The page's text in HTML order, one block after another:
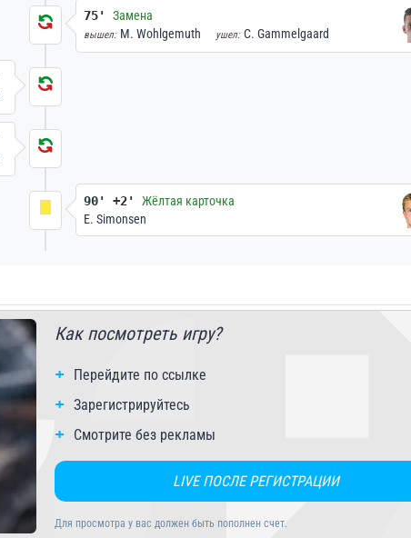
75' Замена
вышел: M. Wohlgemuth ушел: C. Gammelgaard
90' +2'
Жёлтая карточка
E. Simonsen
Как посмотреть игру?
Перейдите по ссылке
Зарегистрируйтесь
Смотрите без рекламы
LIVE ПОСЛЕ РЕГИСТРАЦИИ
Для просмотра у вас должен быть пополнен счет.